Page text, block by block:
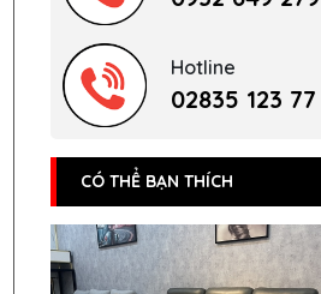
Hotline
02835 123 77
CÓ THỂ BẠN THÍCH